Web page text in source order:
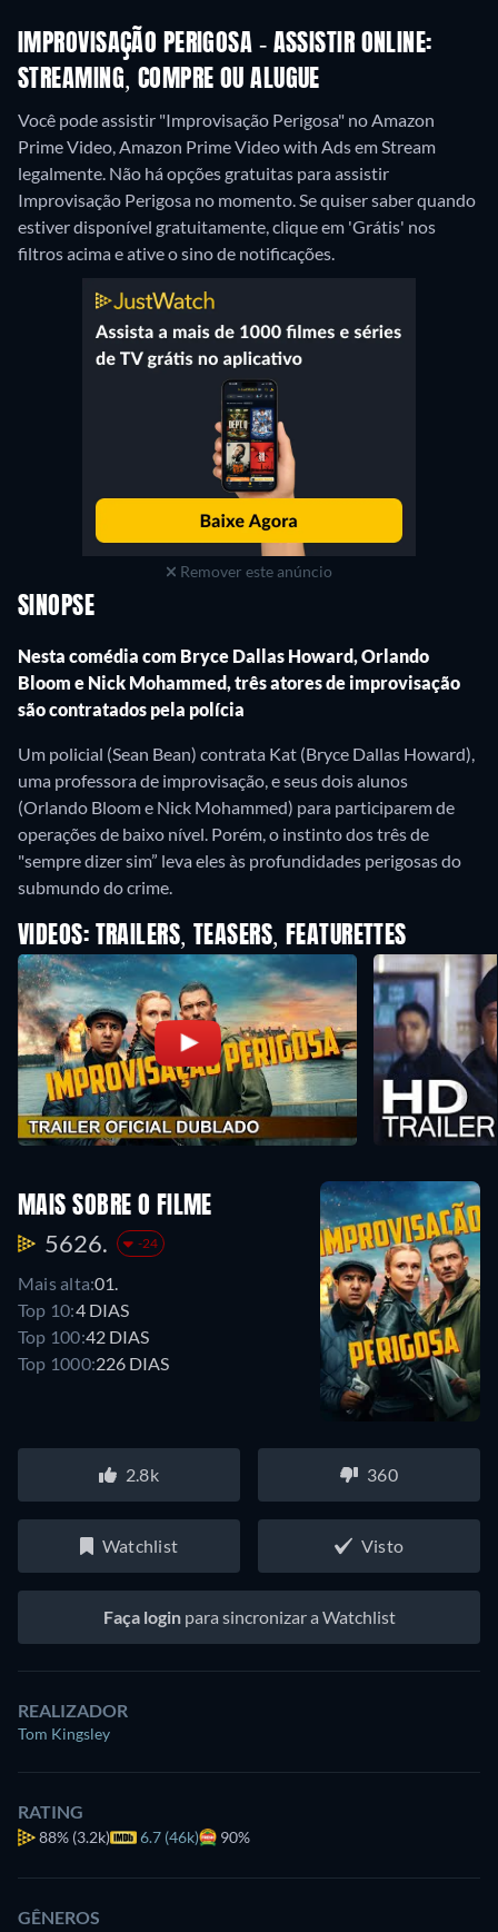
IMPROVISAÇÃO PERIGOSA - ASSISTIR ONLINE:
STREAMING, COMPRE OU ALUGUE
Você pode assistir "Improvisação Perigosa" no Amazon
Prime Video, Amazon Prime Video with Ads em Stream
legalmente. Não há opções gratuitas para assistir
Improvisação Perigosa no momento. Se quiser saber quando
estiver disponível gratuitamente, clique em 'Grátis' nos
filtros acima e ative o sino de notificações.
Remover este anúncio
SINOPSE
Nesta comédia com Bryce Dallas Howard, Orlando
Bloom e Nick Mohammed, três atores de improvisação
são contratados pela polícia
Um policial (Sean Bean) contrata Kat (Bryce Dallas Howard),
uma professora de improvisação, e seus dois alunos
(Orlando Bloom e Nick Mohammed) para participarem de
operações de baixo nível. Porém, o instinto dos três de
"sempre dizer sim” leva eles às profundidades perigosas do
submundo do crime.
VIDEOS: TRAILERS, TEASERS, FEATURETTES
MAIS SOBRE O FILME
5626. -24
Mais alta:01.
Top 10:4 DIAS
Top 100:42 DIAS
Top 1000:226 DIAS
2.8k 360
Watchlist Visto
Faça loginpara sincronizar a Watchlist
REALIZADOR
Tom Kingsley
RATING
88% (3.2k) 6.7 (46k) 90%
GÊNEROS